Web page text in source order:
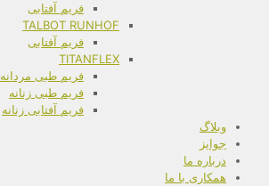
فریم آفتابی
TALBOT RUNHOF
فریم آفتابی
TITANFLEX
فریم طبی مردانه
فریم طبی زنانه
فریم آفتابی زنانه
وبلاگ
جوایز
درباره ما
همکاری با ما